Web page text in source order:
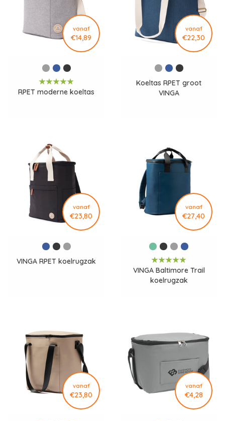
vanaf
€14,89
RPET moderne koeltas
vanaf
€22,30
Koeltas RPET groot
VINGA
vanaf
€23,80
VINGA RPET koelrugzak
vanaf
€27,40
VINGA Baltimore Trail
koelrugzak
vanaf
€23,80
vanaf
€4,28